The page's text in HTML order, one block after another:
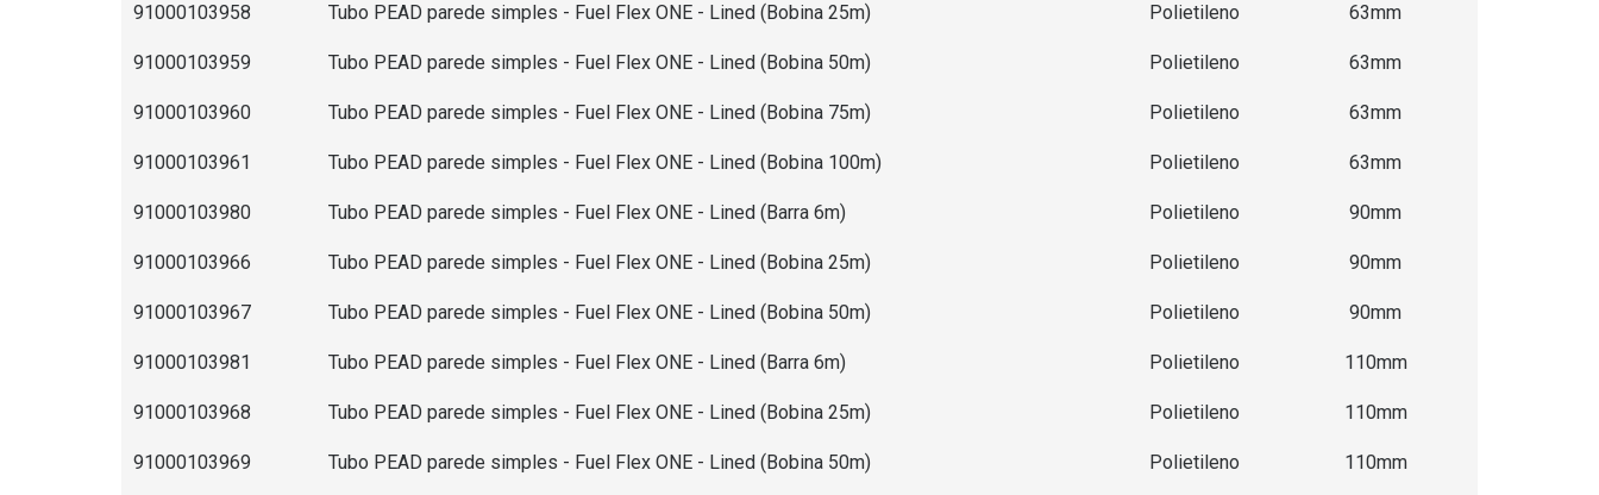
91000103958 Tubo PEAD parede simples - Fuel Flex ONE - Lined (Bobina 25m) Polietileno 63mm
91000103959 Tubo PEAD parede simples - Fuel Flex ONE - Lined (Bobina 50m) Polietileno 63mm
91000103960 Tubo PEAD parede simples - Fuel Flex ONE - Lined (Bobina 75m) Polietileno 63mm
91000103961 Tubo PEAD parede simples - Fuel Flex ONE - Lined (Bobina 100m) Polietileno 63mm
91000103980 Tubo PEAD parede simples - Fuel Flex ONE - Lined (Barra 6m) Polietileno 90mm
91000103966 Tubo PEAD parede simples - Fuel Flex ONE - Lined (Bobina 25m) Polietileno 90mm
91000103967 Tubo PEAD parede simples - Fuel Flex ONE - Lined (Bobina 50m) Polietileno 90mm
91000103981 Tubo PEAD parede simples - Fuel Flex ONE - Lined (Barra 6m) Polietileno 110mm
91000103968 Tubo PEAD parede simples - Fuel Flex ONE - Lined (Bobina 25m) Polietileno 110mm
91000103969 Tubo PEAD parede simples - Fuel Flex ONE - Lined (Bobina 50m) Polietileno 110mm